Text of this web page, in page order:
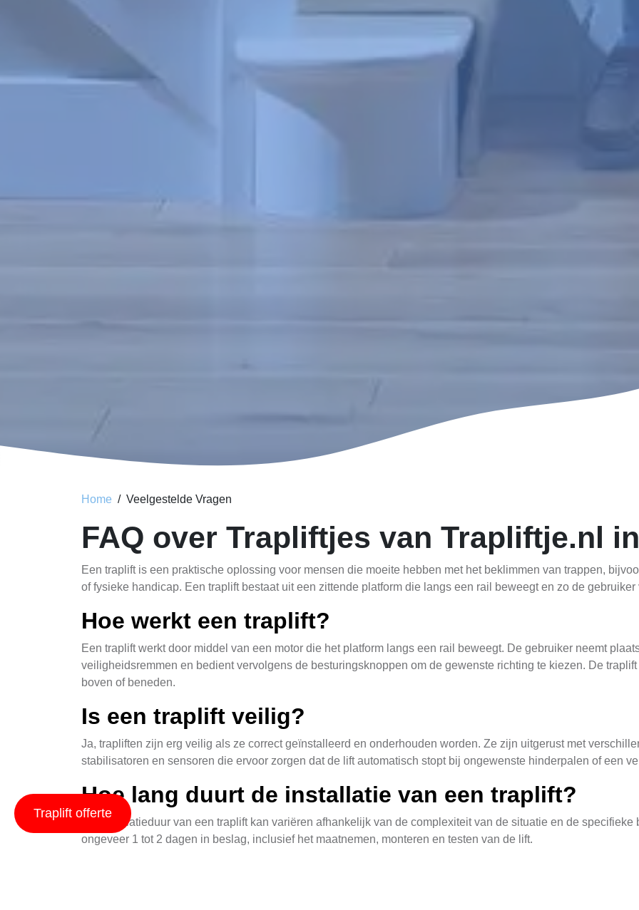
Home Veelgestelde Vragen
FAQ over Trapliftjes van Trapliftje.nl
Een traplift is een praktische oplossing voor mensen die moeite hebben met het beklimmen van trappen,
of fysieke handicap. Een traplift bestaat uit een zittende platform die langs een rail beweegt en zo de
Hoe werkt een traplift?
Een traplift werkt door middel van een motor die het platform langs een rail beweegt. De gebruiker neemt
veiligheidsremmen en bedient vervolgens de besturingsknoppen om de gewenste richting te kiezen. De
boven of beneden.
Is een traplift veilig?
Ja, trapliften zijn erg veilig als ze correct geïnstalleerd en onderhouden worden. Ze zijn uitgerust met
stabilisatoren en sensoren die ervoor zorgen dat de lift automatisch stopt bij ongewenste hinderpalen of een
Hoe lang duurt de installatie van een traplift?
De installatieduur van een traplift kan variëren afhankelijk van de complexiteit van de situatie en de
ongeveer 1 tot 2 dagen in beslag, inclusief het maatnemen, monteren en testen van de lift.
Traplift offerte